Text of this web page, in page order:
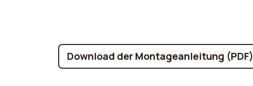
Download der Montageanleitung (PDF)